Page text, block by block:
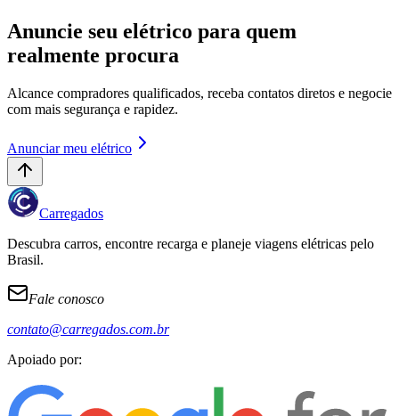
Anuncie seu elétrico para quem
realmente procura
Alcance compradores qualificados, receba contatos diretos e negocie
com mais segurança e rapidez.
Anunciar meu elétrico
Carregados
Descubra carros, encontre recarga e planeje viagens elétricas pelo
Brasil.
Fale conosco
contato@carregados.com.br
Apoiado por: